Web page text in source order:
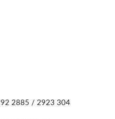
2885 / 2923 304